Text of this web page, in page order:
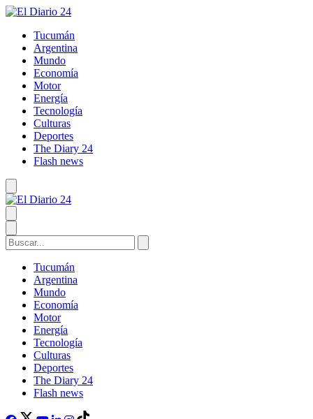
Tucumán
Argentina
Mundo
Economía
Motor
Energía
Tecnología
Culturas
Deportes
The Diary 24
Flash news
Tucumán
Argentina
Mundo
Economía
Motor
Energía
Tecnología
Culturas
Deportes
The Diary 24
Flash news